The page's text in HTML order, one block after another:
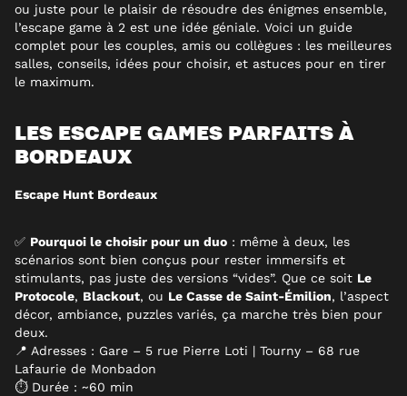
ou juste pour le plaisir de résoudre des énigmes ensemble,
l’escape game à 2 est une idée géniale. Voici un guide
complet pour les couples, amis ou collègues : les meilleures
salles, conseils, idées pour choisir, et astuces pour en tirer
le maximum.
LES ESCAPE GAMES PARFAITS À
BORDEAUX
Escape Hunt Bordeaux
✅ Pourquoi le choisir pour un duo : même à deux, les
scénarios sont bien conçus pour rester immersifs et
stimulants, pas juste des versions “vides”. Que ce soit Le
Protocole, Blackout, ou Le Casse de Saint-Émilion, l’aspect
décor, ambiance, puzzles variés, ça marche très bien pour
deux.
📍 Adresses : Gare – 5 rue Pierre Loti | Tourny – 68 rue
Lafaurie de Monbadon
⏱ Durée : ~60 min